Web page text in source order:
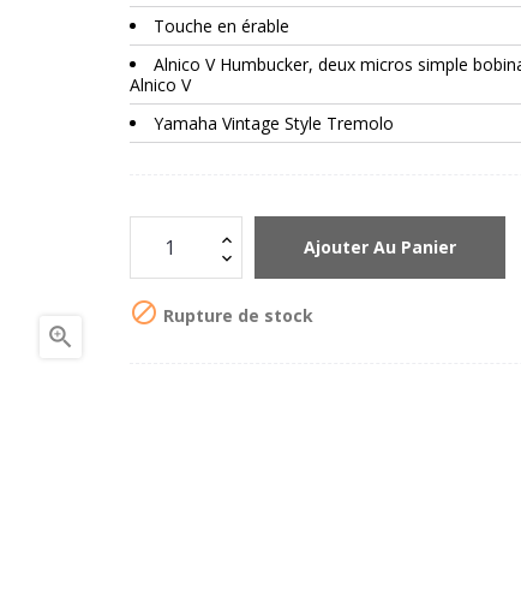

Touche en érable
Alnico V Humbucker, deux micros simple
Alnico V
Yamaha Vintage Style Tremolo
Ajouter Au Panier
 Rupture de stock